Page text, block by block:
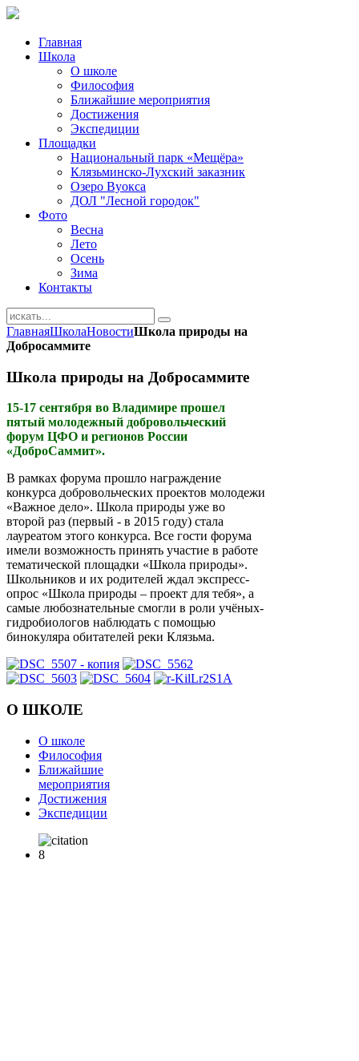
Главная
Школа
О школе
Философия
Ближайшие мероприятия
Достижения
Экспедиции
Площадки
Национальный парк «Мещёра»
Клязьминско-Лухский заказник
Озеро Вуокса
ДОЛ "Лесной городок"
Фото
Весна
Лето
Осень
Зима
Контакты
ГлавнаяШколаНовостиШкола природы на
Добросаммите
Школа природы на Добросаммите
15-17 сентября во Владимире прошел
пятый молодежный добровольческий
форум ЦФО и регионов России
«ДоброСаммит».
В рамках форума прошло награждение
конкурса добровольческих проектов молодежи
«Важное дело». Школа природы уже во
второй раз (первый - в 2015 году) стала
лауреатом этого конкурса. Все гости форума
имели возможность принять участие в работе
тематической площадки «Школа природы».
Школьников и их родителей ждал экспресс-
опрос «Школа природы – проект для тебя», а
самые любознательные смогли в роли учёных-
гидробиологов наблюдать с помощью
бинокуляра обитателей реки Клязьма.
О ШКОЛЕ
О школе
Философия
Ближайшие
мероприятия
Достижения
Экспедиции